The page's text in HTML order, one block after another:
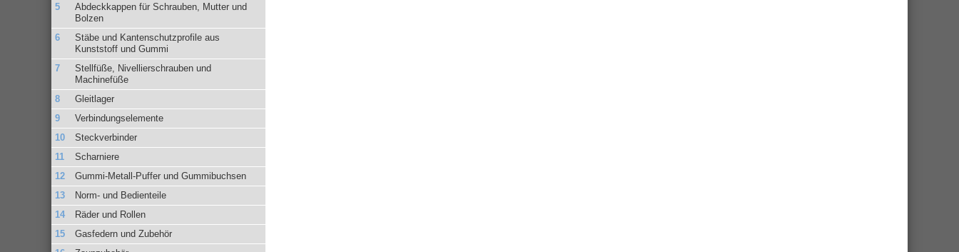
Abdeckkappen für Schrauben, Mutter und
Bolzen
Stäbe und Kantenschutzprofile aus
Kunststoff und Gummi
Stellfüße, Nivellierschrauben und
Machinefüße
Gleitlager
Verbindungselemente
Steckverbinder
Scharniere
Gummi-Metall-Puffer und Gummibuchsen
Norm- und Bedienteile
Räder und Rollen
Gasfedern und Zubehör